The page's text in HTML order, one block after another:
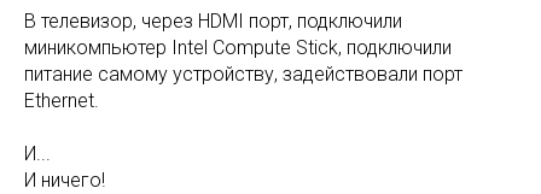
В телевизор, через HDMI порт, подключили
миникомпьютер Intel Compute Stick, подключили
питание самому устройству, задействовали порт
Ethernet.
И...
И ничего!